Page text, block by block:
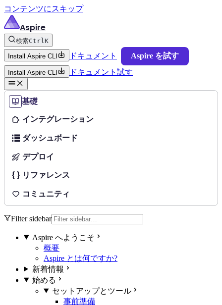
コンテンツにスキップ
Aspire
検索CtrlK
Install Aspire CLI ドキュメント Aspire を試す
Install Aspire CLI ドキュメント 試す
基礎
インテグレーション
ダッシュボード
デプロイ
リファレンス
コミュニティ
Filter sidebar
Aspire へようこそ
概要
Aspire とは何ですか?
新着情報
始める
セットアップとツール
事前準備